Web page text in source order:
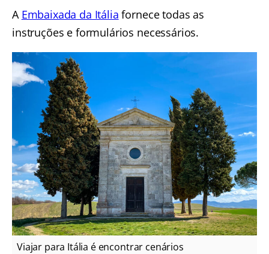
A Embaixada da Itália fornece todas as
instruções e formulários necessários.
Viajar para Itália é encontrar cenários